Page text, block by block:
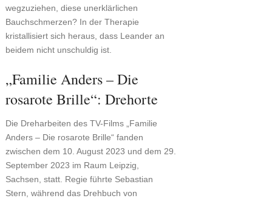
wegzuziehen, diese unerklärlichen
Bauchschmerzen? In der Therapie
kristallisiert sich heraus, dass Leander an
beidem nicht unschuldig ist.
„Familie Anders – Die
rosarote Brille“: Drehorte
Die Dreharbeiten des TV-Films „Familie
Anders – Die rosarote Brille“ fanden
zwischen dem 10. August 2023 und dem 29.
September 2023 im Raum Leipzig,
Sachsen, statt. Regie führte Sebastian
Stern, während das Drehbuch von